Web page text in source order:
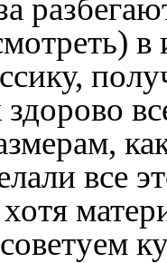
в
все
хотя